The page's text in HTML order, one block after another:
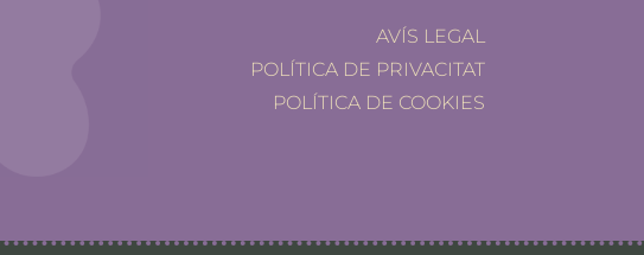
AVÍS LEGAL
POLÍTICA DE PRIVACITAT
POLÍTICA DE COOKIES